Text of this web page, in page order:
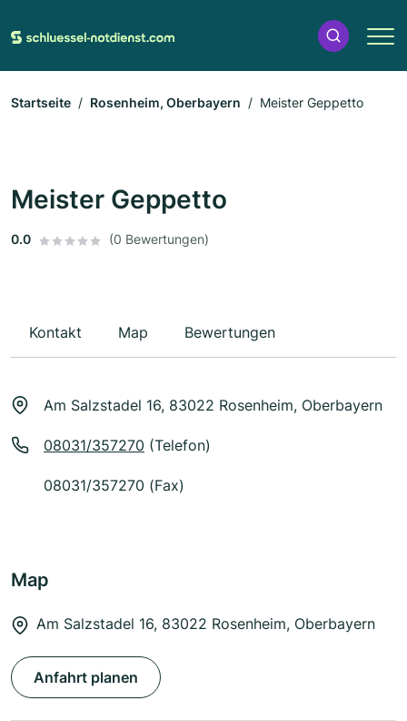
Startseite Rosenheim, Oberbayern Meister Geppetto
Meister Geppetto
0.0 (0 Bewertungen)
Kontakt Map Bewertungen
Am Salzstadel 16, 83022 Rosenheim, Oberbayern
08031/357270 (Telefon)
08031/357270 (Fax)
Map
Am Salzstadel 16, 83022 Rosenheim, Oberbayern
Anfahrt planen